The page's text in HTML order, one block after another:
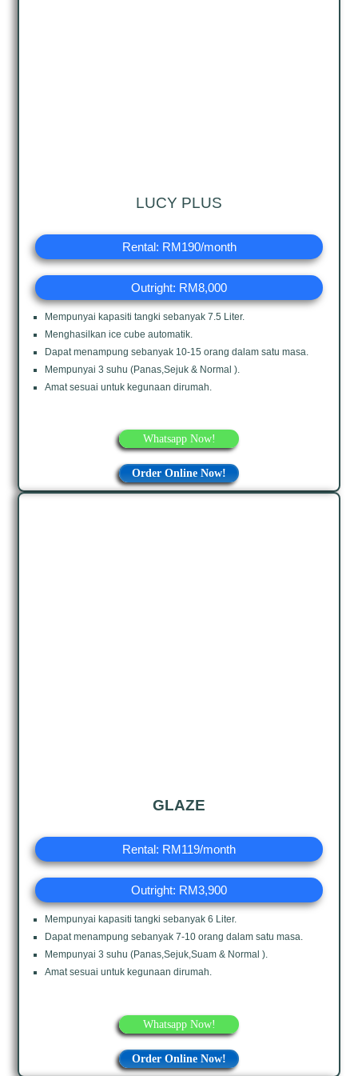
LUCY PLUS
Rental: RM190/month
Outright: RM8,000
Mempunyai kapasiti tangki sebanyak 7.5 Liter.
Menghasilkan ice cube automatik.
Dapat menampung sebanyak 10-15 orang dalam satu masa.
Mempunyai 3 suhu (Panas,Sejuk & Normal ).
Amat sesuai untuk kegunaan dirumah.
Whatsapp Now!
Order Online Now!
GLAZE
Rental: RM119/month
Outright: RM3,900
Mempunyai kapasiti tangki sebanyak 6 Liter.
Dapat menampung sebanyak 7-10 orang dalam satu masa.
Mempunyai 3 suhu (Panas,Sejuk,Suam & Normal ).
Amat sesuai untuk kegunaan dirumah.
Whatsapp Now!
Order Online Now!